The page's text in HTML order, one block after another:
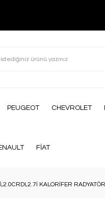
PEUGEOT CHEVROLET
FİAT
KALORİFER